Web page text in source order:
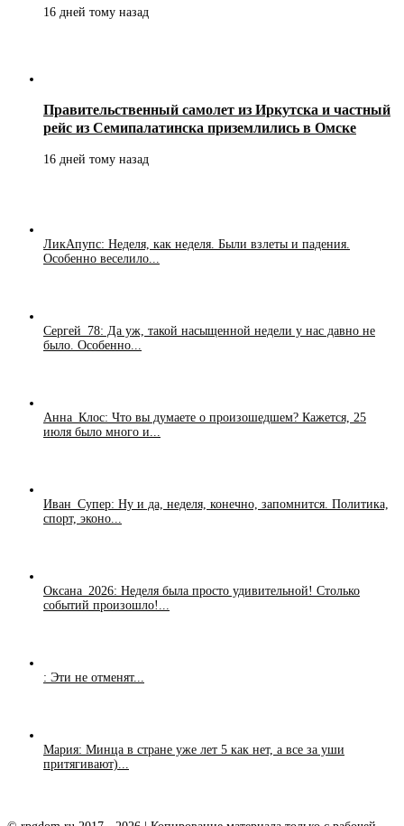
16 дней тому назад
Правительственный самолет из Иркутска и частный
рейс из Семипалатинска приземлились в Омске
16 дней тому назад
ЛикАпупс: Неделя, как неделя. Были взлеты и падения.
Особенно веселило...
Сергей_78: Да уж, такой насыщенной недели у нас давно не
было. Особенно...
Анна_Клос: Что вы думаете о произошедшем? Кажется, 25
июля было много и...
Иван_Супер: Ну и да, неделя, конечно, запомнится. Политика,
спорт, эконо...
Оксана_2026: Неделя была просто удивительной! Столько
событий произошло!...
: Эти не отменят...
Мария: Минца в стране уже лет 5 как нет, а все за уши
притягивают)...